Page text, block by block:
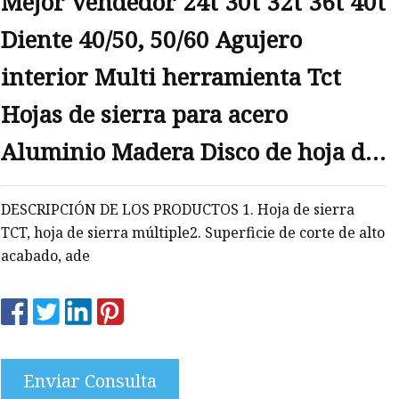
Diente 40/50, 50/60 Agujero
interior Multi herramienta Tct
Hojas de sierra para acero
Aluminio Madera Disco de hoja de
corte de plástico
DESCRIPCIÓN DE LOS PRODUCTOS 1. Hoja de sierra
TCT, hoja de sierra múltiple2. Superficie de corte de alto
acabado, ade
Enviar Consulta